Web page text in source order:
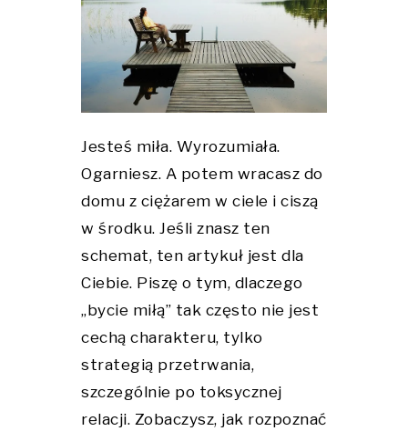
Jesteś miła. Wyrozumiała.
Ogarniesz. A potem wracasz do
domu z ciężarem w ciele i ciszą
w środku. Jeśli znasz ten
schemat, ten artykuł jest dla
Ciebie. Piszę o tym, dlaczego
„bycie miłą” tak często nie jest
cechą charakteru, tylko
strategią przetrwania,
szczególnie po toksycznej
relacji. Zobaczysz, jak rozpoznać